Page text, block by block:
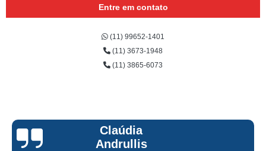
Entre em contato
(11) 99652-1401
(11) 3673-1948
(11) 3865-6073
Claúdia
Andrullis